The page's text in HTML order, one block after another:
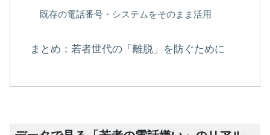
既存の電話番号・システムをそのまま活用
まとめ：若者世代の「離脱」を防ぐために